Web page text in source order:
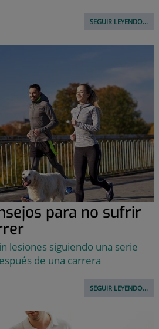
SEGUIR LEYENDO...
para no sufrir
lesiones siguiendo una serie
de una carrera
SEGUIR LEYENDO...